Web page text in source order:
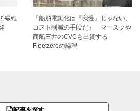
繊維
「船舶電動化は『我慢』じゃない、
コスト削減の手段だ」 マースクや
商船三井のCVCも出資する
Fleetzeroの論理